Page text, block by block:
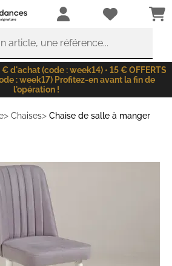
article, une référence...
d'achat (code : week14) • 15 € OFFERTS
: week17) Profitez-en avant la fin de
l'opération !
> Chaises> Chaise de salle à manger